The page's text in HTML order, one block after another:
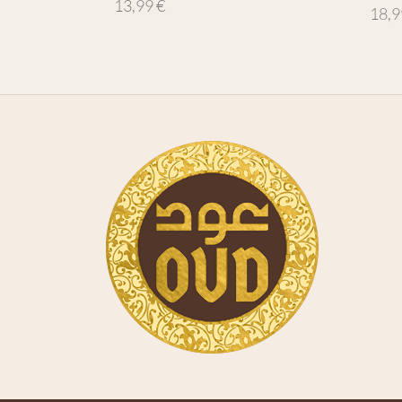
13,99€